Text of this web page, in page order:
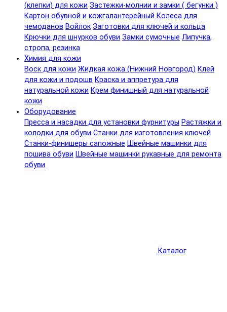
(клепки) для кожи Застежки-молнии и замки ( бегунки )
Картон обувной и кожгалантерейный Колеса для
чемоданов Войлок Заготовки для ключей и кольца
Крючки для шнурков обуви Замки сумочные Липучка,
стропа, резинка
Химия для кожи
Воск для кожи Жидкая кожа (Нижний Новгород) Клей
для кожи и подошв Краска и аппретура для
натуральной кожи Крем финишный для натуральной
кожи
Оборудование
Пресса и насадки для установки фурнитуры Растяжки и
колодки для обуви Станки для изготовления ключей
Станки-финишеры сапожные Швейные машинки для
пошива обуви Швейные машинки рукавные для ремонта
обуви
Каталог